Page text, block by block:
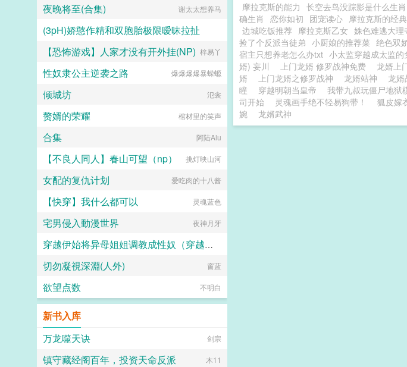
摩拉克斯的能力 长空去鸟没踪影是什么生肖
确生肖
恋你如初 团宠读心 摩拉克斯的经
边城吃饭推荐 摩拉克斯乙女 姝色难逃大理
捡了个反派当徒弟 小厨娘的推荐菜 绝色双
宿主只想养老怎么办txt 小太监穿越成太监的
婿) 妄川
上门龙婿 修罗战神免费 龙婿上
婿
上门龙婿之修罗战神 龙婿站神 龙
瞳
穿越明朝当皇帝 我带九叔玩僵尸地狱
司开始
灵魂画手绝不轻易狗带！ 狐皮嫁
婉
龙婿武神
夜晚将至(合集) 谢太太想养马
(3pH)娇憨作精和双胞胎极限暧昧拉扯
吉光片羽小流星
【恐怖游戏】人家才没有开外挂(NP) 梓易丫
性奴隶公主逆袭之路 爆爆爆爆暴蝾螈
倾城坊 氾衾
赘婿的荣耀 棺材里的笑声
合集 阿陆Alu
【不良人同人】春山可望（np） 挑灯映山河
女配的复仇计划 爱吃肉的十八酱
【快穿】我什么都可以 灵魂蓝色
宅男侵入動漫世界 夜神月牙
穿越伊始将异母姐姐调教成性奴（穿越到异世界把高贵强大的女性征服至胯下）
dark
切勿凝視深淵(人外) 窗蓝
欲望点数 不明白
新书入库
万龙噬天诀
剑宗
镇守藏经阁百年，投资天命反派 木11